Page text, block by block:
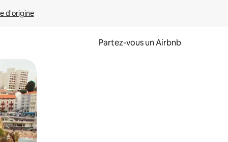
d'origine
Partez-vous un Airbnb